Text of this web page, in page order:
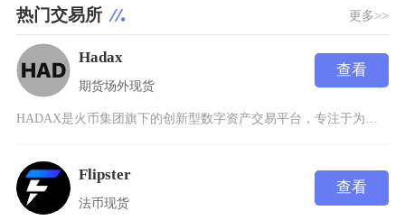
热门交易所 更多>>
Hadax
期货场外现货
查看
HADAX是火币集团旗下的创新型数字资产交易平台，专注于为全球用户提供专业、安全、高效的加
Flipster
法币现货
查看